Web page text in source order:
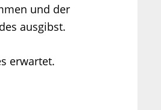
und der
ausgibst.
erwartet.